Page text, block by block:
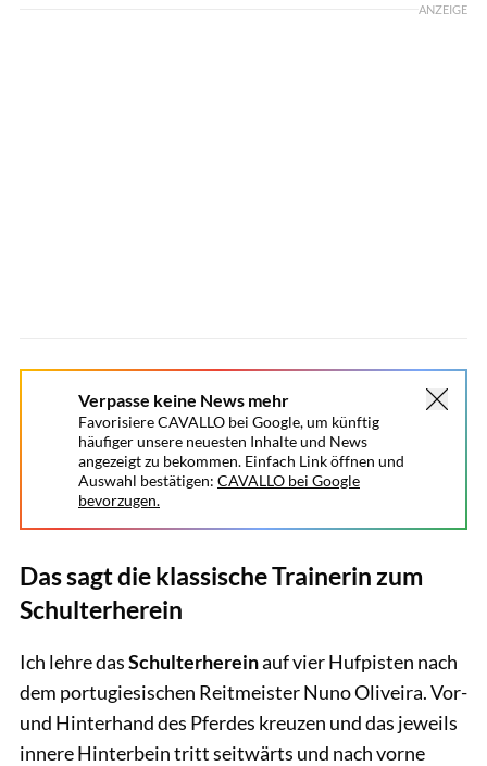
ANZEIGE
Verpasse keine News mehr
Favorisiere CAVALLO bei Google, um künftig
häufiger unsere neuesten Inhalte und News
angezeigt zu bekommen. Einfach Link öffnen und
Auswahl bestätigen: CAVALLO bei Google
bevorzugen.
Das sagt die klassische Trainerin zum
Schulterherein
Ich lehre dasSchulterhereinauf vier Hufpisten nach
dem portugiesischen Reitmeister Nuno Oliveira. Vor-
und Hinterhand des Pferdes kreuzen und das jeweils
innere Hinterbein tritt seitwärts und nach vorne